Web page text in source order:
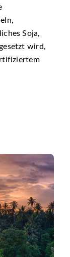
Soja,
wird,